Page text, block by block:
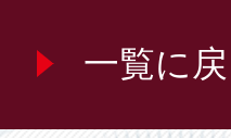
一覧に